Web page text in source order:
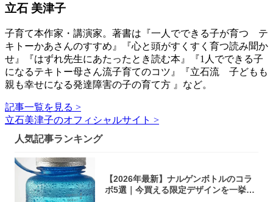
立石 美津子
子育て本作家・講演家。著書は『一人でできる子が育つ テ
キトーかあさんのすすめ』『心と頭がすくすく育つ読み聞か
せ』『はずれ先生にあたったとき読む本』『1人でできる子
になるテキトー母さん流子育てのコツ』『立石流 子どもも
親も幸せになる発達障害の子の育て方 』など。
記事一覧を見る >
立石美津子のオフィシャルサイト >
人気記事ランキング
【2026年最新】ナルゲンボトルのコラ
ボ5選｜今買える限定デザインを一挙紹